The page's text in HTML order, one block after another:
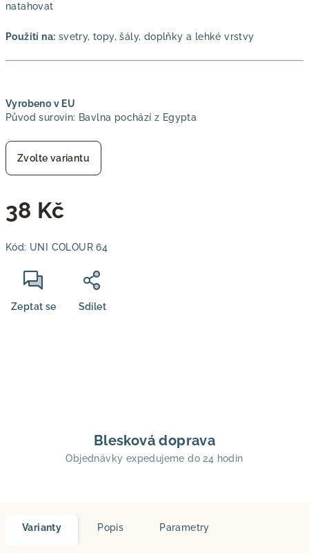
natahovat
Použití na: svetry, topy, šály, doplňky a lehké vrstvy
Vyrobeno v EU
Původ surovin: Bavlna pochází z Egypta
Zvolte variantu
38 Kč
cena:
Kód: UNI COLOUR 64
Zeptat se Sdílet
Blesková doprava
Objednávky expedujeme do 24 hodin
Varianty Popis Parametry